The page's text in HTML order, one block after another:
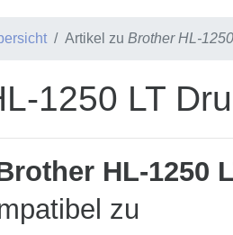
Artikel zu Brother HL-
1250 LT
HL-1250
zu